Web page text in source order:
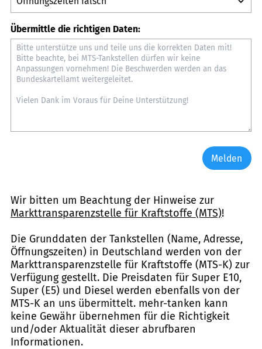
Übermittle die richtigen Daten:
Melden
Wir bitten um Beachtung der Hinweise zur
Markttransparenzstelle für Kraftstoffe (MTS)!
Die Grunddaten der Tankstellen (Name, Adresse,
Öffnungszeiten) in Deutschland werden von der
Markttransparenzstelle für Kraftstoffe (MTS-K) zur
Verfügung gestellt. Die Preisdaten für Super E10,
Super (E5) und Diesel werden ebenfalls von der
MTS-K an uns übermittelt. mehr-tanken kann
keine Gewähr übernehmen für die Richtigkeit
und/oder Aktualität dieser abrufbaren
Informationen.